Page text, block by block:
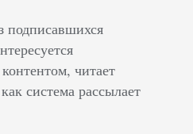
подписавшихся
читает
система рассылает